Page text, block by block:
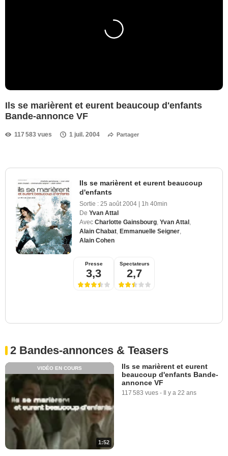
Ils se marièrent et eurent beaucoup d'enfants
Bande-annonce VF
117 583 vues 1 juil. 2004 Partager
Ils se marièrent et eurent beaucoup
d'enfants
Sortie : 25 août 2004 | 1h 40min
De Yvan Attal
Avec Charlotte Gainsbourg Yvan Attal
Alain Chabat Emmanuelle Seigner
Alain Cohen
Presse
3,3
Spectateurs
2,7
2 Bandes-annonces & Teasers
1:52
VIDÉO EN COURS
Ils se marièrent et eurent
beaucoup d'enfants Bande-
annonce VF
117 583 vues - Il y a 22 ans